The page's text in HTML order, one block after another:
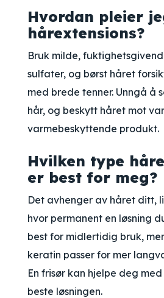
Hvordan pleier
hårextensions?
Bruk milde,
sulfater, og børst håret
med brede tenner. Unngå å
hår, og beskytt håret mot
varmebeskyttende produkt.
Hvilken type
er best for meg?
Det avhenger av håret ditt,
hvor permanent en løsning
best for midlertidig bruk,
keratin passer for mer
En frisør kan hjelpe deg
beste løsningen.